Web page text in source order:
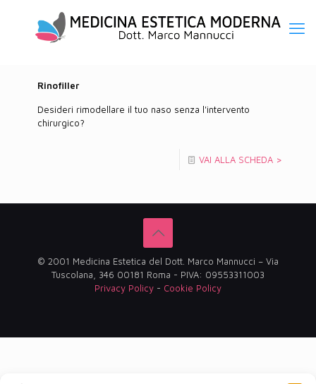
Rinofiller
Desideri rimodellare il tuo naso senza l'intervento
chirurgico?
VAI ALLA SCHEDA >
© 2001 Medicina Estetica del Dott. Marco Mannucci – Via
Tuscolana, 346 00181 Roma - PIVA: 09553311003
Privacy Policy - Cookie Policy